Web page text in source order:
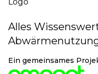
Alles
Ein gemeinsames